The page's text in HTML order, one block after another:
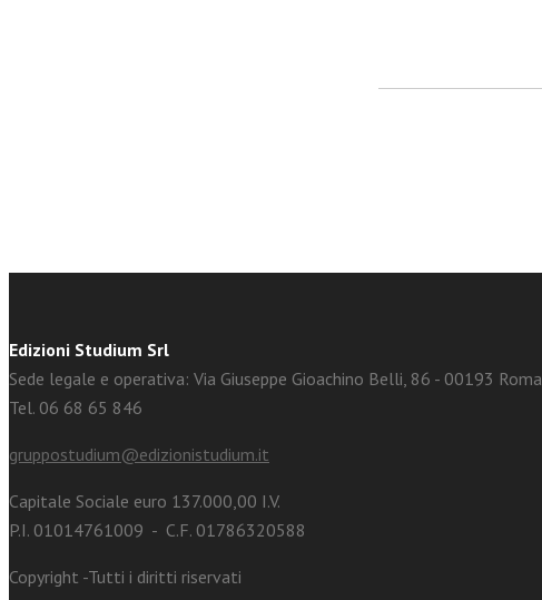
Edizioni Studium Srl
Sede legale e operativa: Via Giuseppe Gioachino Belli, 86 - 00193 Roma
Tel. 06 68 65 846
gruppostudium@edizionistudium.it
Capitale Sociale euro 137.000,00 I.V.
P.I. 01014761009 - C.F. 01786320588
Copyright -Tutti i diritti riservati